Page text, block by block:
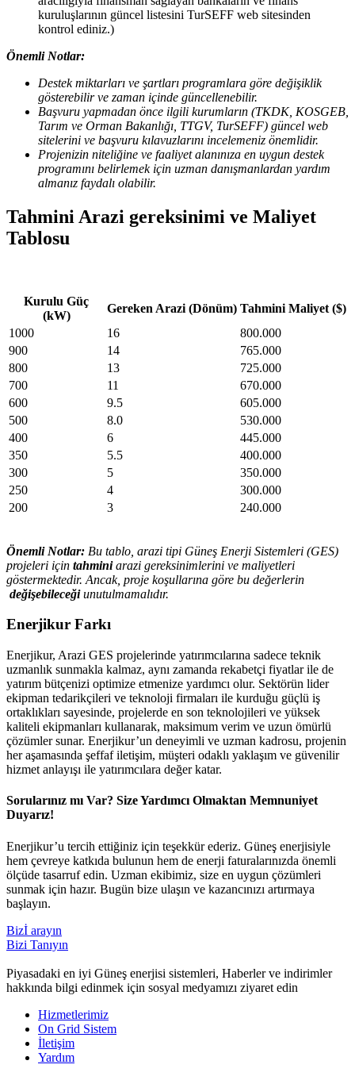
kuruluşlarının güncel listesini TurSEFF web sitesinden
kontrol ediniz.)
Önemli Notlar:
Destek miktarları ve şartları programlara göre değişiklik
gösterebilir ve zaman içinde güncellenebilir.
Başvuru yapmadan önce ilgili kurumların (TKDK, KOSGEB,
Tarım ve Orman Bakanlığı, TTGV, TurSEFF) güncel web
sitelerini ve başvuru kılavuzlarını incelemeniz önemlidir.
Projenizin niteliğine ve faaliyet alanınıza en uygun destek
programını belirlemek için uzman danışmanlardan yardım
almanız faydalı olabilir.
Tahmini Arazi gereksinimi ve Maliyet
Tablosu
Kurulu Güç
(kW)
Gereken Arazi (Dönüm) Tahmini Maliyet ($)
1000
16
800.000
900
14
765.000
800
13
725.000
700
11
670.000
600
9.5
605.000
500
8.0
530.000
400
6
445.000
350
5.5
400.000
300
5
350.000
250
4
300.000
200
3 240.000
Önemli Notlar: Bu tablo, arazi tipi Güneş Enerji Sistemleri (GES)
projeleri için tahminiarazi gereksinimlerini ve maliyetleri
göstermektedir. Ancak, proje koşullarına göre bu değerlerin
değişebileceğiunutulmamalıdır.
Enerjikur Farkı
Enerjikur, Arazi GES projelerinde yatırımcılarına sadece teknik
uzmanlık sunmakla kalmaz, aynı zamanda rekabetçi fiyatlar ile de
yatırım bütçenizi optimize etmenize yardımcı olur. Sektörün lider
ekipman tedarikçileri ve teknoloji firmaları ile kurduğu güçlü iş
ortaklıkları sayesinde, projelerde en son teknolojileri ve yüksek
kaliteli ekipmanları kullanarak, maksimum verim ve uzun ömürlü
çözümler sunar. Enerjikur’un deneyimli ve uzman kadrosu, projenin
her aşamasında şeffaf iletişim, müşteri odaklı yaklaşım ve güvenilir
hizmet anlayışı ile yatırımcılara değer katar.
Sorularınız mı Var? Size Yardımcı Olmaktan Memnuniyet
Duyarız!
Enerjikur’u tercih ettiğiniz için teşekkür ederiz. Güneş enerjisiyle
hem çevreye katkıda bulunun hem de enerji faturalarınızda önemli
ölçüde tasarruf edin. Uzman ekibimiz, size en uygun çözümleri
sunmak için hazır. Bugün bize ulaşın ve kazancınızı artırmaya
başlayın.
Bizİ arayın
Bizi Tanıyın
Piyasadaki en iyi Güneş enerjisi sistemleri, Haberler ve indirimler
hakkında bilgi edinmek için sosyal medyamızı ziyaret edin
Hizmetlerimiz
On Grid Sistem
İletişim
Yardım